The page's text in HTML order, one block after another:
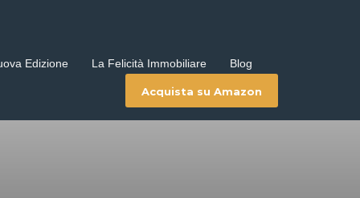
Edizione La Felicità Immobiliare Blog
Acquista su Amazon